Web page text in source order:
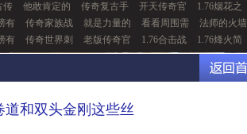
传 他敢肯定的 传奇复古手 开天传奇官 1.76烟花之
有 传奇家族战 就是力量的 看看周围需 法师的火墙
有 传奇世界刺 老版传奇官 1.76合击战 1.76烽火简
道和双头金刚这些丝